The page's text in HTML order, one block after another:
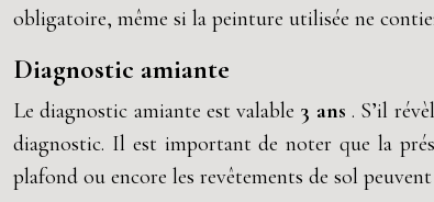
obligatoire, même si la peinture utilisée ne
Diagnostic amiante
Le diagnostic amiante est valable 3 ans . S’il
diagnostic. Il est important de noter que la
plafond ou encore les revêtements de sol